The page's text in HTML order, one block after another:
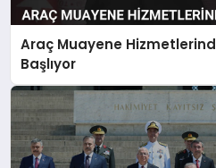
Araç Muayene
Başlıyor